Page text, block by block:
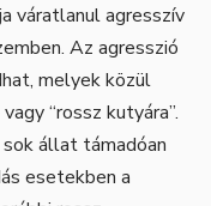
váratlanul agresszív
Az agresszió
melyek közül
“rossz kutyára”.
állat támadóan
esetekben a